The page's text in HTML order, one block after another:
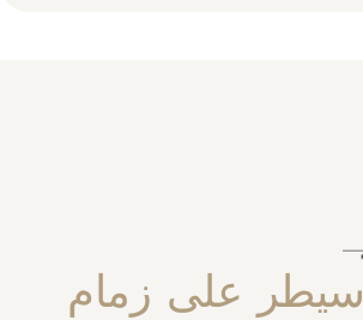
سيطر على زمام